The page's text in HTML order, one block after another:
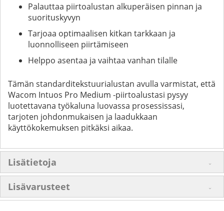
Palauttaa piirtoalustan alkuperäisen pinnan ja
suorituskyvyn
Tarjoaa optimaalisen kitkan tarkkaan ja
luonnolliseen piirtämiseen
Helppo asentaa ja vaihtaa vanhan tilalle
Tämän standarditekstuurialustan avulla varmistat, että
Wacom Intuos Pro Medium -piirtoalustasi pysyy
luotettavana työkaluna luovassa prosessissasi,
tarjoten johdonmukaisen ja laadukkaan
käyttökokemuksen pitkäksi aikaa.
Lisätietoja
Lisävarusteet